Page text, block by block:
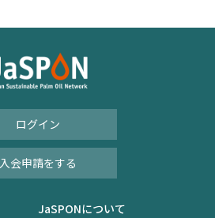
ログイン
入会申請をする
JaSPONについて